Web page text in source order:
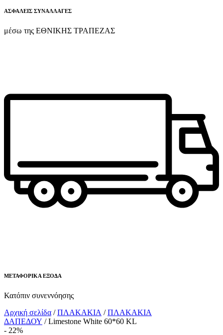
ΑΣΦΑΛΕΙΣ ΣΥΝΑΛΛΑΓΕΣ
μέσω της ΕΘΝΙΚΗΣ ΤΡΑΠΕΖΑΣ
ΜΕΤΑΦΟΡΙΚΑ ΕΞΟΔΑ
Κατόπιν συνεννόησης
Αρχική σελίδα /ΠΛΑΚΑΚΙΑ /ΠΛΑΚΑΚΙΑ
ΔΑΠΕΔΟΥ / Limestone White 60*60 KL
- 22%